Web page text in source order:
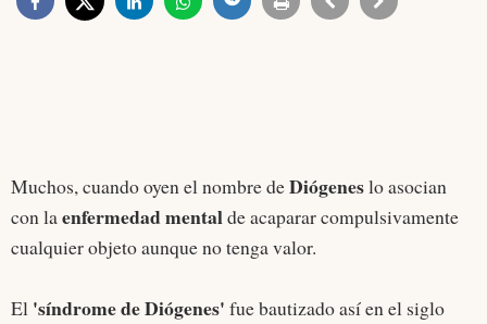
Muchos, cuando oyen el nombre deDiógeneslo asocian
con laenfermedad mentalde acaparar compulsivamente
cualquier objeto aunque no tenga valor.
El 'síndrome de Diógenes' fue bautizado así en el siglo